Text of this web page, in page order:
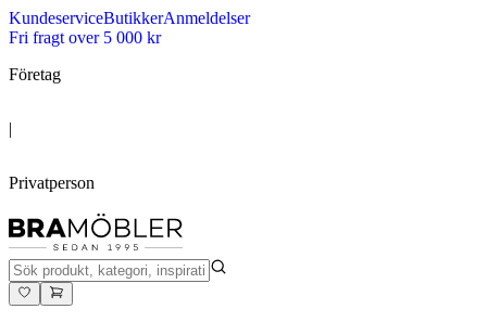
KundeserviceButikkerAnmeldelser
Fri fragt over 5 000 kr
Företag
|
Privatperson